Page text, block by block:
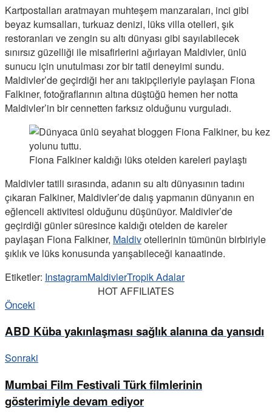
Kartpostalları aratmayan muhteşem manzaraları, inci gibi
beyaz kumsalları, turkuaz denizi, lüks villa otelleri, şık
restoranları ve zengin su altı dünyası gibi sayılabilecek
sınırsız güzelliği ile misafirlerini ağırlayan Maldivler, ünlü
sunucu için unutulması zor bir tatil deneyimi sundu.
Maldivler’de geçirdiği her anı takipçileriyle paylaşan Fiona
Falkiner, fotoğraflarının altına düştüğü hemen her notta
Maldivler’in bir cennetten farksız olduğunu vurguladı.
Fiona Falkiner kaldığı lüks otelden kareleri paylaştı
Maldivler tatili sırasında, adanın su altı dünyasının tadını
çıkaran Falkiner, Maldivler’de dalış yapmanın dünyanın en
eğlenceli aktivitesi olduğunu düşünüyor. Maldivler’de
geçirdiği günler süresince kaldığı otelden de kareler
paylaşan Fiona Falkiner, Maldivotellerinin tümünün birbiriyle
şıklık ve lüks konusunda yarışabileceği kanaatinde.
Etiketler: InstagramMaldivlerTropik Adalar
HOT AFFILIATES
Önceki
ABD Küba yakınlaşması sağlık alanına da yansıdı
Sonraki
Mumbai Film Festivali Türk filmlerinin
gösterimiyle devam ediyor